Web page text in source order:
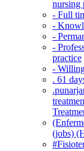
nursing
- Full
-
-
-
practice
-
. 61
(jobs)